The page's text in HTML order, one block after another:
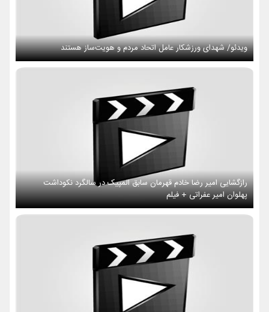
ویدئو/ شهدای ورزشکار عامل اتحاد مردم و هویت‌ساز هستند
رازگشایی امیر رضا خادم قهرمان سابق المپیک در سالگرد نکوداشت
پهلوان امیر عفراتی + فیلم